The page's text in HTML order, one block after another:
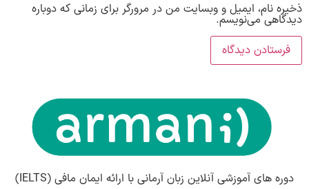
ذخیره نام، ایمیل و وبسایت من در مرورگر برای زمانی که دوباره
دیدگاهی می‌نویسم.
دوره های آموزشی آنلاین زبان آرمانی با ارائه ایمان مافی (IELTS)